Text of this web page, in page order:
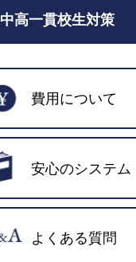
中高一貫校生対策
費用について
安心のシステム
よくある質問